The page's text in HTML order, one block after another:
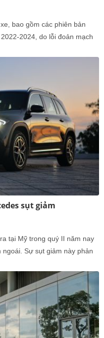
bao gồm các phiên bản
2024, do lỗi đoản mạch
sụt giảm
tại Mỹ trong quý II năm nay
Sự sụt giảm này phản
thị trường xe điện ngày